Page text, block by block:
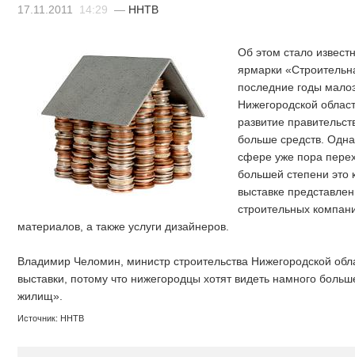
17.11.2011 14:29 — ННТВ
Об этом стало
ярмарки
последние годы
Нижегородской
развитие
больше средств.
сфере уже пора
большей степени это
выставке
строительных
материалов, а также услуги дизайнеров.
Владимир Челомин, министр строительства Нижегородской
выставки, потому что нижегородцы хотят видеть намного
жилищ».
Источник: ННТВ